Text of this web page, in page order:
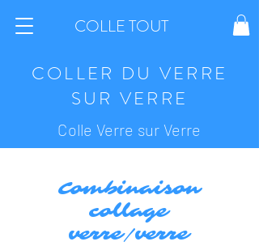
COLLE TOUT
COLLER DU VERRE
SUR VERRE
Colle Verre sur Verre
Combinaison
collage
verre/verre